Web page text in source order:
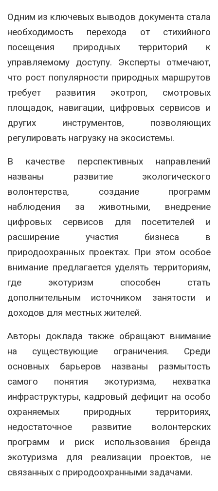
Одним из ключевых выводов документа стала
необходимость перехода от стихийного
посещения природных территорий к
управляемому доступу. Эксперты отмечают,
что рост популярности природных маршрутов
требует развития экотроп, смотровых
площадок, навигации, цифровых сервисов и
других инструментов, позволяющих
регулировать нагрузку на экосистемы.
В качестве перспективных направлений
названы развитие экологического
волонтерства, создание программ
наблюдения за животными, внедрение
цифровых сервисов для посетителей и
расширение участия бизнеса в
природоохранных проектах. При этом особое
внимание предлагается уделять территориям,
где экотуризм способен стать
дополнительным источником занятости и
доходов для местных жителей.
Авторы доклада также обращают внимание
на существующие ограничения. Среди
основных барьеров названы размытость
самого понятия экотуризма, нехватка
инфраструктуры, кадровый дефицит на особо
охраняемых природных территориях,
недостаточное развитие волонтерских
программ и риск использования бренда
экотуризма для реализации проектов, не
связанных с природоохранными задачами.